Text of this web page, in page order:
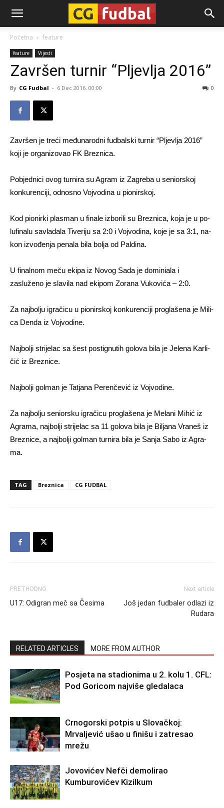
CG-
Fudbal
Početna feature
feature Vijesti
Završen turnir “Pljevlja 2016”
By CG Fudbal - 6 Dec 2016. 00:00 0
Završen je treći međunarodni fudbalski turnir “Pljevlja 2016”
koji je organizovao FK Breznica.
Pobjednici ovog turnira su Agram iz Zagreba u seniorskoj
konkurenciji, odnosno Vojvodina u pionirskoj.
Kod pi­o­nir­ki pla­sman u fi­na­le iz­bo­ri­li su Bre­zni­ca, ko­ja je u po­
lu­fi­na­lu sa­vla­da­la Ti­ve­ri­ju sa 2:0 i Voj­vo­di­na, ko­je je sa 3:1, na­
kon iz­vo­đe­nja pe­na­la bi­la bo­lja od Pal­di­na.
U finalnom meču ekipa iz Novog Sada je dominiala i
zasluženo je slavila nad ekipom Zorana Vukovića – 2:0.
Za naj­bo­lju igra­či­cu u pi­o­nir­skoj kon­ku­ren­ci­ji proglašena je Mi­li­
ca Den­da iz Voj­vo­di­ne.
Naj­bo­lji stri­je­lac sa šest postignutih go­lo­va bi­la je Je­le­na Kar­li­
čić iz Bre­zni­ce.
Naj­bo­lji gol­man je Ta­tja­na Pe­ren­če­vić iz Voj­vo­di­ne.
Za naj­bo­lju seniorsku igra­či­cu pro­gla­še­na je Me­la­ni Mi­hić iz
Agra­ma, naj­bo­lji stri­je­lac sa 11 go­lo­va bi­la je Bi­lja­na Vra­neš iz
Bre­zni­ce, a naj­bo­lji gol­man tur­ni­ra bi­la je Sa­nja Sa­bo iz Agra­
ma.
TAG Breznica CG FUDBAL
PRETHODNO
U17: Odigran meč sa Česima
Next article
Još jedan fudbaler odlazi iz
Rudara
RELATED ARTICLES MORE FROM AUTHOR
Posjeta na stadionima u 2. kolu 1. CFL:
Pod Goricom najviše gledalaca
Crnogorski potpis u Slovačkoj:
Mrvaljević ušao u finišu i zatresao
mrežu
Jovovićev Nefči demolirao
Kumburovićev Kizilkum